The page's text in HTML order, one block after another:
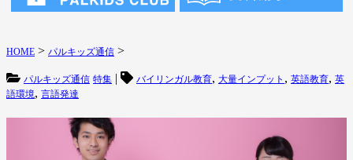
HOME > パルキッズ通信 >
パルキッズ通信 特集 | バイリンガル教育, 大量インプット , 英語教育, 英
語環境, 言語発達